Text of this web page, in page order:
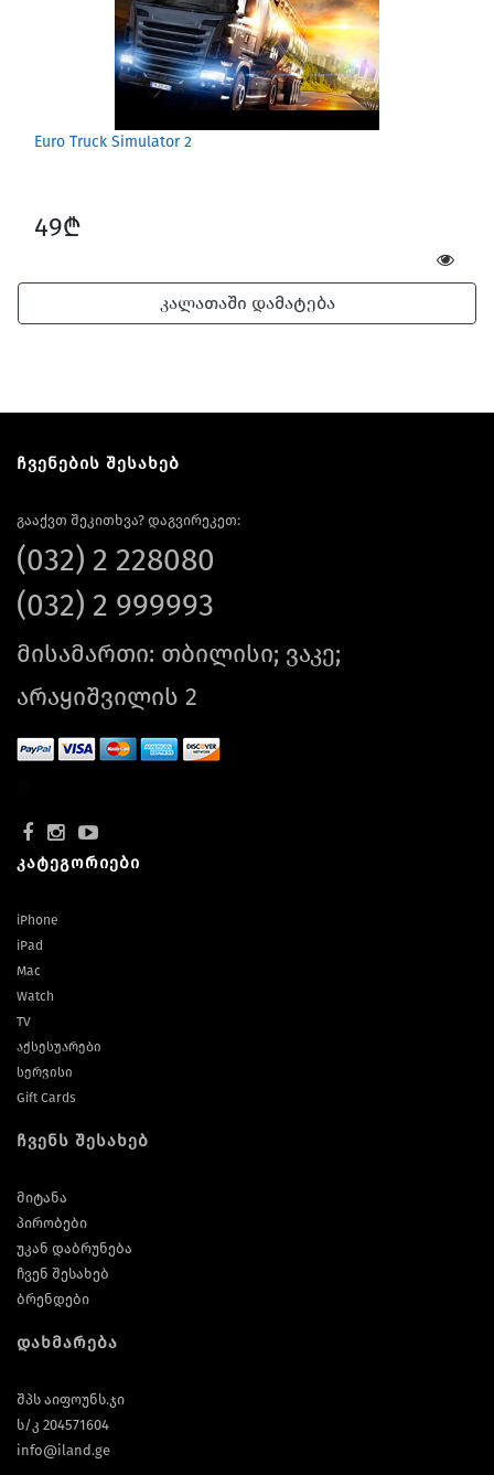
Euro Truck Simulator 2
49₾
კალათაში დამატება
ჩვენების შესახებ
გააქვთ შეკითხვა? დაგვირეკეთ:
(032) 2 228080
(032) 2 999993
მისამართი: თბილისი; ვაკე;
არაყიშვილის 2
კატეგორიები
iPhone
iPad
Mac
Watch
TV
აქსესუარები
სერვისი
Gift Cards
ჩვენს შესახებ
მიტანა
პირობები
უკან დაბრუნება
ჩვენ შესახებ
ბრენდები
დახმარება
შპს აიფოუნს.ჯი
ს/კ 204571604
info@iland.ge